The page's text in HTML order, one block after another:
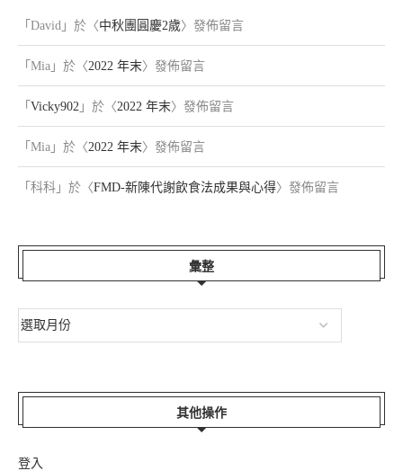
「 David 」於〈中秋團圓慶2歲〉發佈留言
「 Mia 」於〈2022 年末〉發佈留言
「 Vicky902 」於〈2022 年末〉發佈留言
「 Mia 」於〈2022 年末〉發佈留言
「 科科 」於〈FMD-新陳代謝飲食法成果與心得〉發佈留言
彙整
其他操作
登入